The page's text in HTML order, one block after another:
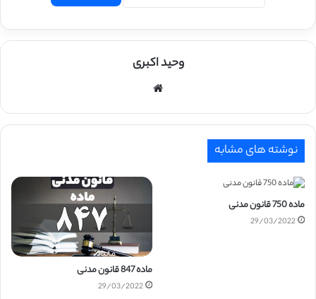
وحید اکبری
نوشته های مشابه
ماده 750 قانون مدنی
29/03/2022
ماده 847 قانون مدنی
29/03/2022